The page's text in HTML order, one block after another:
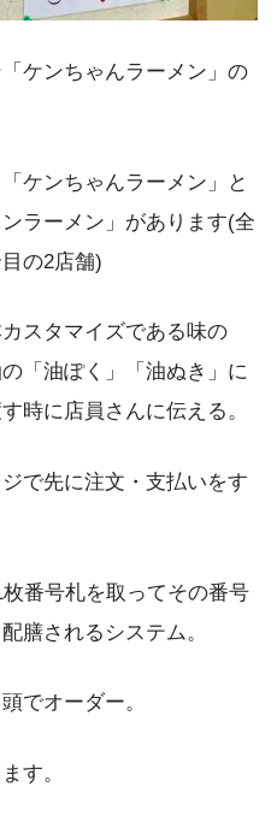
ケンちゃんラーメン」の
ケンちゃんラーメン」と
ラーメン」があります(全
の2店舗)
スタマイズである味の
「油ぽく」「油ぬき」に
時に店員さんに伝える。
で先に注文・支払いをす
番号札を取ってその番号
膳されるシステム。
でオーダー。
す。